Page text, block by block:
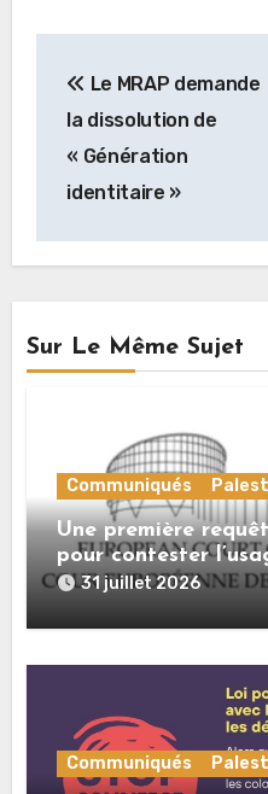
de
l’article
Le MRAP demande
la dissolution de
« Génération
identitaire »
Sur Le Même Sujet
Communiqués
Une première
pour contester
d’« apologie du
Palestine
31 juillet 2026
Communiqués